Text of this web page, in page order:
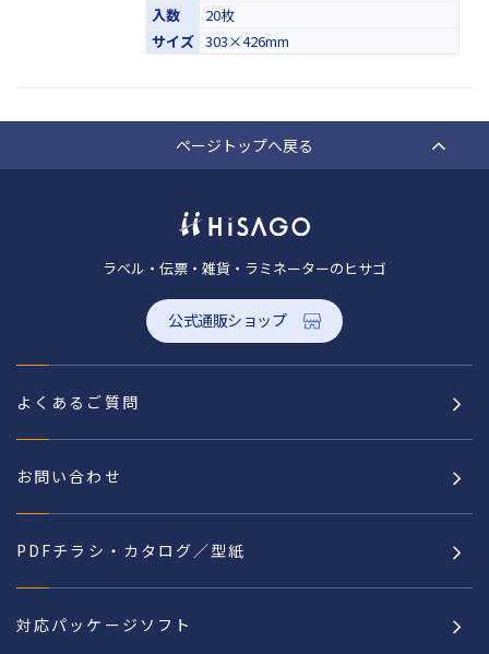
入数
20枚
サイズ 303×426mm
ページトップへ戻る
ラベル・伝票・雑貨・ラミネーターのヒサゴ
公式通販ショップ
よくあるご質問
お問い合わせ
PDFチラシ・カタログ／型紙
対応パッケージソフト